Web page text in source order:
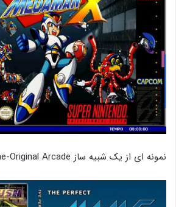
نمونه ای از یک شبیه ساز Mame-Original Arcade